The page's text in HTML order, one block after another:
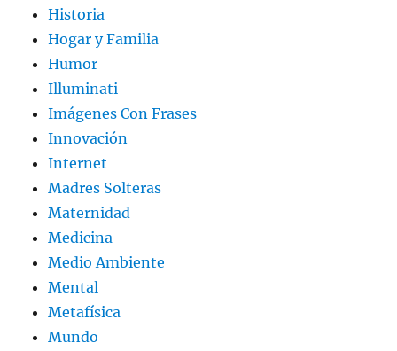
Historia
Hogar y Familia
Humor
Illuminati
Imágenes Con Frases
Innovación
Internet
Madres Solteras
Maternidad
Medicina
Medio Ambiente
Mental
Metafísica
Mundo